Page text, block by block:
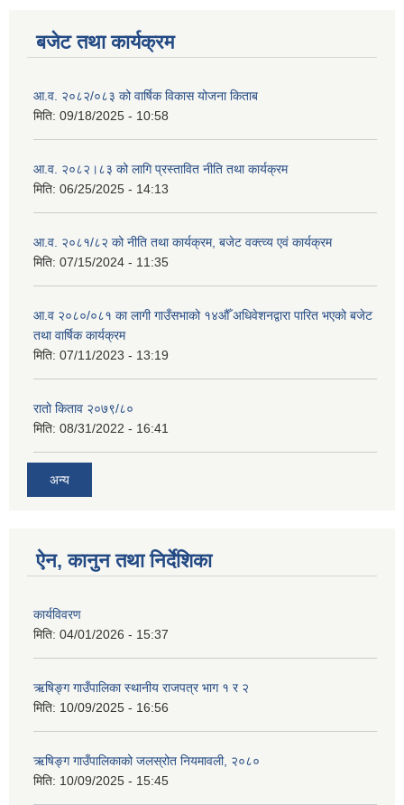
बजेट तथा कार्यक्रम
आ.व. २०८२/०८३ को वार्षिक विकास योजना किताब
मिति: 09/18/2025 - 10:58
आ.व. २०८२।८३ को लागि प्रस्तावित नीति तथा कार्यक्रम
मिति: 06/25/2025 - 14:13
आ.व. २०८१/८२ को नीति तथा कार्यक्रम, बजेट वक्त्व्य एवं कार्यक्रम
मिति: 07/15/2024 - 11:35
आ.व २०८०/०८१ का लागी गाउँसभाको १४औँ अधिवेशनद्वारा पारित भएको बजेट
तथा वार्षिक कार्यक्रम
मिति: 07/11/2023 - 13:19
रातो किताव २०७९/८०
मिति: 08/31/2022 - 16:41
अन्य
ऐन, कानुन तथा निर्देशिका
कार्यविवरण
मिति: 04/01/2026 - 15:37
ऋषिङ्ग गाउँपालिका स्थानीय राजपत्र भाग १ र २
मिति: 10/09/2025 - 16:56
ऋषिङ्ग गाउँपालिकाको जलस्रोत नियमावली, २०८०
मिति: 10/09/2025 - 15:45